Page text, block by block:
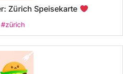
Zürich Speisekarte
#zürich